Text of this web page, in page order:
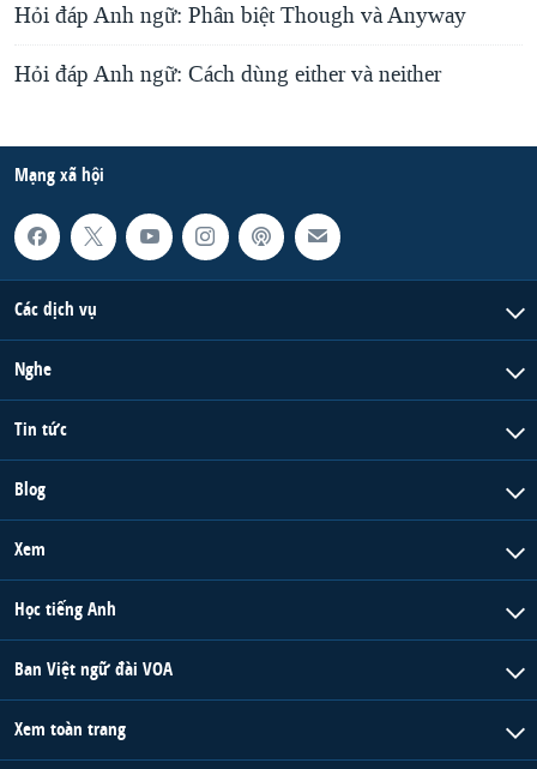
Hỏi đáp Anh ngữ: Phân biệt Though và Anyway
Hỏi đáp Anh ngữ: Cách dùng either và neither
Mạng xã hội
Các dịch vụ
Nghe
Tin tức
Blog
Xem
Học tiếng Anh
Ban Việt ngữ đài VOA
Xem toàn trang